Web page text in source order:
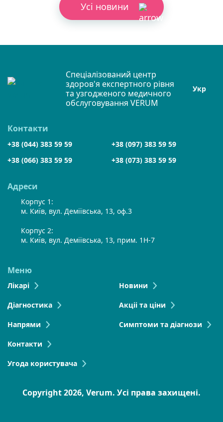
Усі новини
Спеціалізований центр
здоров'я експертного рівня
та узгодженого медичного
обслуговування VERUM
Укр
Адреси
Корпус 1:
м. Київ, вул. Деміївська, 13, оф.3
Корпус 2:
м. Київ, вул. Деміївська, 13, прим. 1Н-7
Меню
Лікарі
Діагностика
Напрями
Контакти
Новини
Акціі та ціни
Симптоми та діагнози
Угода користувача
Контакти
+38 (044) 383 59 59
+38 (097) 383 59 59
+38 (066) 383 59 59
+38 (073) 383 59 59
Copyright 2026, Verum. Усі права захищені.